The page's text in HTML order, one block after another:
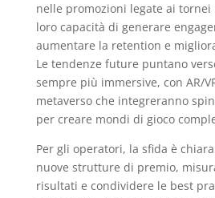
nelle promozioni legate ai tornei
loro capacità di generare
aumentare la retention e
Le tendenze future puntano
sempre più immersive, con AR/
metaverso che integreranno
per creare mondi di gioco
Per gli operatori, la sfida è
nuove strutture di premio,
risultati e condividere le best